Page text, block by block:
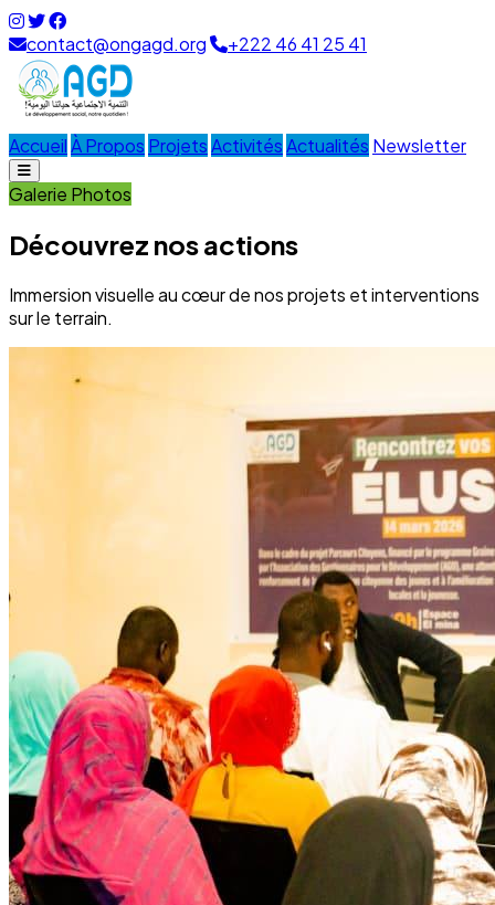
contact@ongagd.org +222 46 41 25 41
AccueilÀ Propos ProjetsActivitésActualités Newsletter
Galerie Photos
Découvrez nos actions
Immersion visuelle au cœur de nos projets et interventions
sur le terrain.